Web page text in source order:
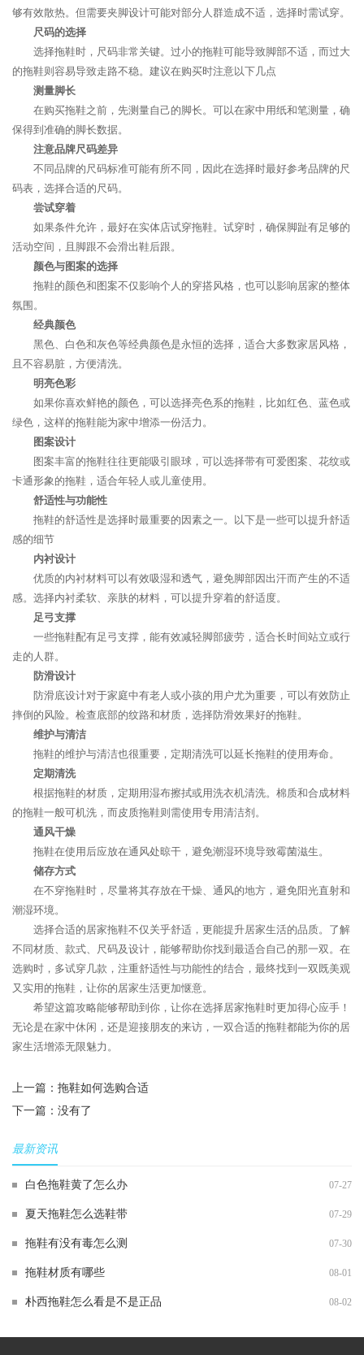
够有效散热。但需要夹脚设计可能对部分人群造成不适，选择时需试穿。
尺码的选择
选择拖鞋时，尺码非常关键。过小的拖鞋可能导致脚部不适，而过大
的拖鞋则容易导致走路不稳。建议在购买时注意以下几点
测量脚长
在购买拖鞋之前，先测量自己的脚长。可以在家中用纸和笔测量，确
保得到准确的脚长数据。
注意品牌尺码差异
不同品牌的尺码标准可能有所不同，因此在选择时最好参考品牌的尺
码表，选择合适的尺码。
尝试穿着
如果条件允许，最好在实体店试穿拖鞋。试穿时，确保脚趾有足够的
活动空间，且脚跟不会滑出鞋后跟。
颜色与图案的选择
拖鞋的颜色和图案不仅影响个人的穿搭风格，也可以影响居家的整体
氛围。
经典颜色
黑色、白色和灰色等经典颜色是永恒的选择，适合大多数家居风格，
且不容易脏，方便清洗。
明亮色彩
如果你喜欢鲜艳的颜色，可以选择亮色系的拖鞋，比如红色、蓝色或
绿色，这样的拖鞋能为家中增添一份活力。
图案设计
图案丰富的拖鞋往往更能吸引眼球，可以选择带有可爱图案、花纹或
卡通形象的拖鞋，适合年轻人或儿童使用。
舒适性与功能性
拖鞋的舒适性是选择时最重要的因素之一。以下是一些可以提升舒适
感的细节
内衬设计
优质的内衬材料可以有效吸湿和透气，避免脚部因出汗而产生的不适
感。选择内衬柔软、亲肤的材料，可以提升穿着的舒适度。
足弓支撑
一些拖鞋配有足弓支撑，能有效减轻脚部疲劳，适合长时间站立或行
走的人群。
防滑设计
防滑底设计对于家庭中有老人或小孩的用户尤为重要，可以有效防止
摔倒的风险。检查底部的纹路和材质，选择防滑效果好的拖鞋。
维护与清洁
拖鞋的维护与清洁也很重要，定期清洗可以延长拖鞋的使用寿命。
定期清洗
根据拖鞋的材质，定期用湿布擦拭或用洗衣机清洗。棉质和合成材料
的拖鞋一般可机洗，而皮质拖鞋则需使用专用清洁剂。
通风干燥
拖鞋在使用后应放在通风处晾干，避免潮湿环境导致霉菌滋生。
储存方式
在不穿拖鞋时，尽量将其存放在干燥、通风的地方，避免阳光直射和
潮湿环境。
选择合适的居家拖鞋不仅关乎舒适，更能提升居家生活的品质。了解
不同材质、款式、尺码及设计，能够帮助你找到最适合自己的那一双。在
选购时，多试穿几款，注重舒适性与功能性的结合，最终找到一双既美观
又实用的拖鞋，让你的居家生活更加惬意。
希望这篇攻略能够帮助到你，让你在选择居家拖鞋时更加得心应手！
无论是在家中休闲，还是迎接朋友的来访，一双合适的拖鞋都能为你的居
家生活增添无限魅力。
上一篇： 拖鞋如何选购合适
下一篇：没有了
最新资讯
白色拖鞋黄了怎么办 07-27
夏天拖鞋怎么选鞋带 07-29
拖鞋有没有毒怎么测 07-30
拖鞋材质有哪些 08-01
朴西拖鞋怎么看是不是正品 08-02